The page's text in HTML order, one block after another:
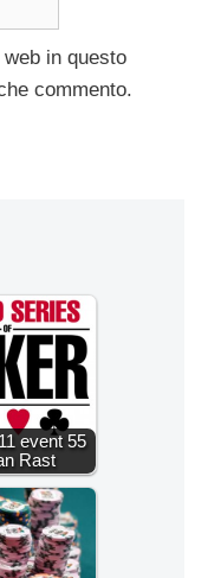
in questo
commento.
event 55
Rast